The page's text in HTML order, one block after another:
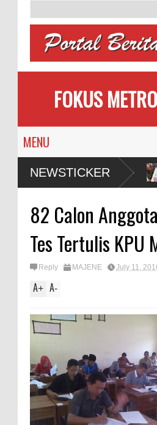
FOKUS
NEWSTICKER
MAPIA Ajak Calon Pengantin
Tanam Pohon
82 Calon
Tes Tertulis KPU
Reply MAJENE July 11,
A+ A-